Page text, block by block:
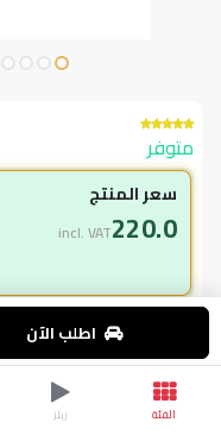
متوفر
سعر المنتج
220.0
incl. VAT
لاعضاء ال vip
220.00
incl. VAT
295.00 وفر75.00
اطلب الآن
الفئة ريلز